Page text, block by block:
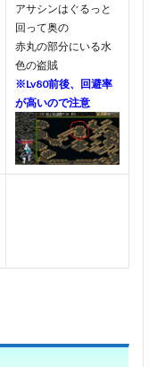
アサシンはぐるっと
回って奥の
赤丸の部分にいる水
色の盗賊
※Lv80前後、回避率
が高いので注意